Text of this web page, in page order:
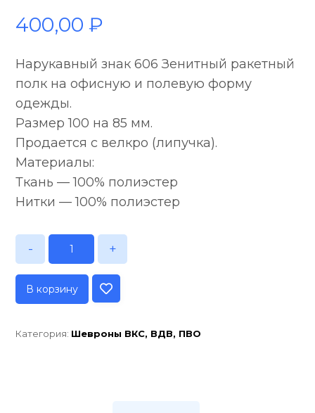
400,00₽
Нарукавный знак 606 Зенитный ракетный
полк на офисную и полевую форму
одежды.
Размер 100 на 85 мм.
Продается с велкро (липучка).
Материалы:
Ткань — 100% полиэстер
Нитки — 100% полиэстер
- +
В корзину
Категория: Шевроны ВКС, ВДВ, ПВО